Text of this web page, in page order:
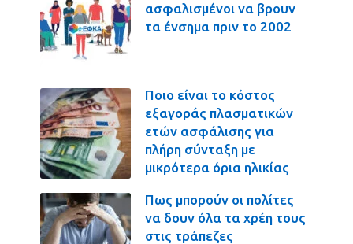
ασφαλισμένοι να βρουν
τα ένσημα πριν το 2002
Ποιο είναι το κόστος
εξαγοράς πλασματικών
ετών ασφάλισης για
πλήρη σύνταξη με
μικρότερα όρια ηλικίας
Πως μπορούν οι πολίτες
να δουν όλα τα χρέη τους
στις τράπεζες